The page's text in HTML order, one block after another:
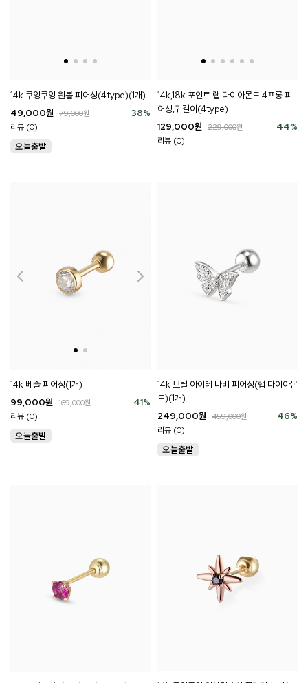
14k 쿠잉쿠잉 원볼 피어싱(4type)(1개)
38%
49,000원 79,000원
리뷰 (0)
14k,18k 포인트 랩 다이아몬드 4프롱 피
어싱,귀걸이(4type)
44%
129,000원 229,000원
리뷰 (0)
14k 베즐 피어싱(1개)
41%
99,000원 169,000원
리뷰 (0)
14k 브릴 아이레 나비 피어싱(랩 다이아몬
드)(1개)
46%
249,000원 459,000원
리뷰 (0)